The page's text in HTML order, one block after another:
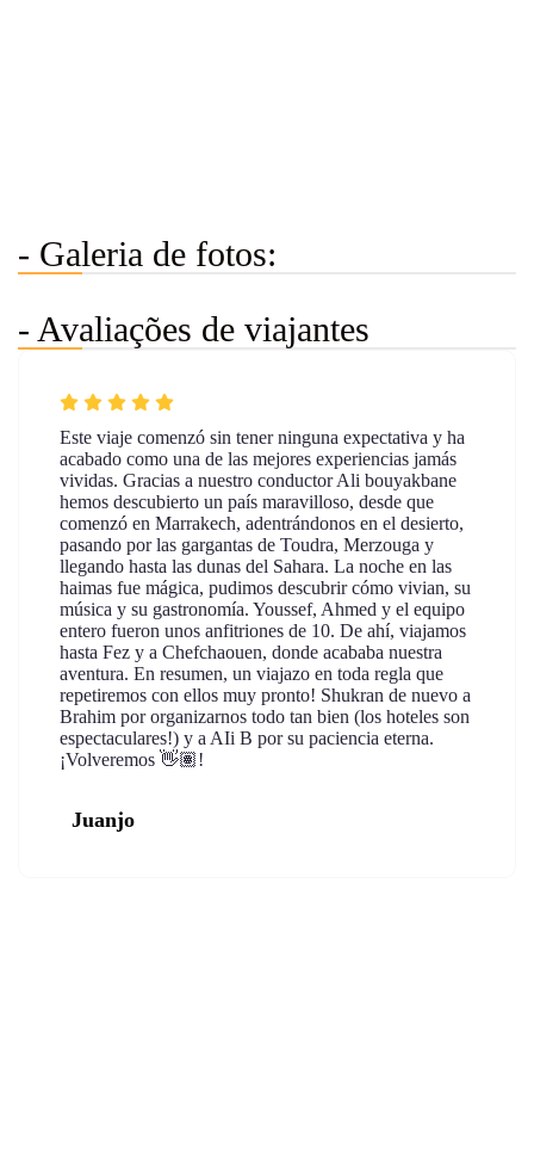
- Galeria de fotos:
- Avaliações de viajantes
Este viaje comenzó sin tener ninguna expectativa y ha
acabado como una de las mejores experiencias jamás
vividas. Gracias a nuestro conductor Ali bouyakbane
hemos descubierto un país maravilloso, desde que
comenzó en Marrakech, adentrándonos en el desierto,
pasando por las gargantas de Toudra, Merzouga y
llegando hasta las dunas del Sahara. La noche en las
haimas fue mágica, pudimos descubrir cómo vivian, su
música y su gastronomía. Youssef, Ahmed y el equipo
entero fueron unos anfitriones de 10. De ahí, viajamos
hasta Fez y a Chefchaouen, donde acababa nuestra
aventura. En resumen, un viajazo en toda regla que
repetiremos con ellos muy pronto! Shukran de nuevo a
Brahim por organizarnos todo tan bien (los hoteles son
espectaculares!) y a AIi B por su paciencia eterna.
¡Volveremos 👋🏽!
Juanjo